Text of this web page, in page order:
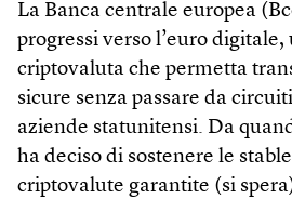
La Banca centrale europea
progressi verso l’euro digitale,
criptovaluta che permetta
sicure senza passare da
aziende statunitensi. Da
ha deciso di sostenere le
criptovalute garantite (si